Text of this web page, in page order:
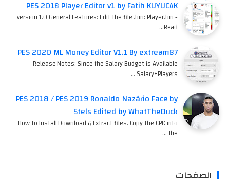
PES 2018 Player Editor v1 by Fatih KUYUCAK
version 1.0 General Features: Edit the file .bin: Player.bin -
Read…
PES 2020 ML Money Editor V1.1 By extream87
Release Notes: Since the Salary Budget is Available
Salary+Players …
PES 2018 / PES 2019 Ronaldo Nazário Face by
Stels Edited by WhatTheDuck
How to Install Download & Extract files. Copy the CPK into
the …
الصفحات